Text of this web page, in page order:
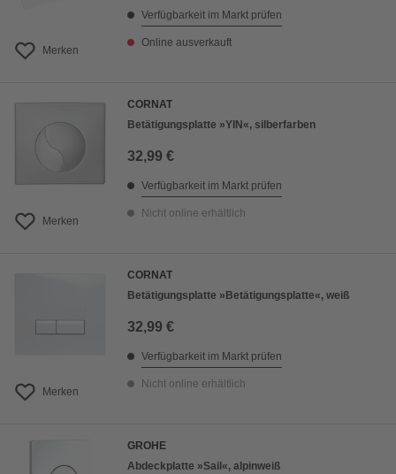
Merken
Verfügbarkeit im Markt prüfen
Online ausverkauft
Merken
CORNAT
Betätigungsplatte »YIN«, silberfarben
32,99 €
Verfügbarkeit im Markt prüfen
Nicht online erhältlich
Merken
CORNAT
Betätigungsplatte »Betätigungsplatte«, weiß
32,99 €
Verfügbarkeit im Markt prüfen
Nicht online erhältlich
GROHE
Abdeckplatte »Sail«, alpinweiß